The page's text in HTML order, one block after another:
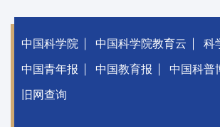
中国科学院 中国科学院教育云 科
中国青年报 中国教育报 中国科普
旧网查询